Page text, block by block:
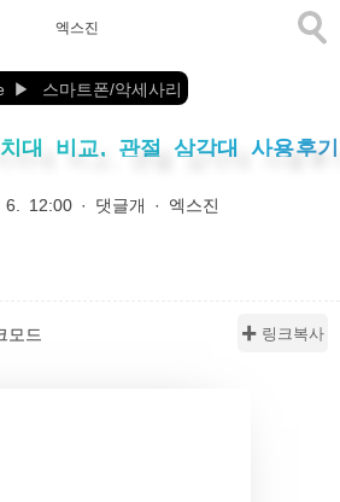
엑스진
스마트폰/악세사리
대 비교, 관절 삼각대 사용후기
6. 12:00· 댓글개 · 엑스진
✚ 링크복사